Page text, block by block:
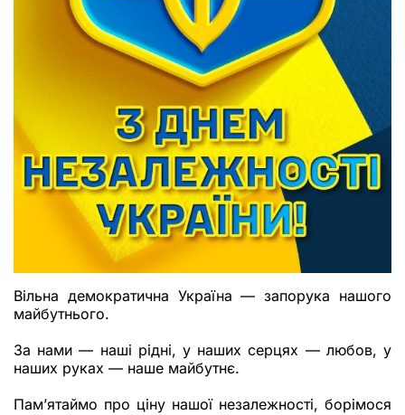
Вільна демократична Україна — запорука нашого
майбутнього.
За нами — наші рідні, у наших серцях — любов, у
наших руках — наше майбутнє.
Пам’ятаймо про ціну нашої незалежності, борімося